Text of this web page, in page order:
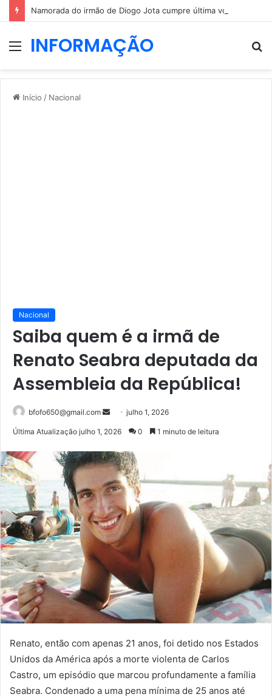
MenuINFORMAÇÃO
Início / Nacional
Nacional
Saiba quem é a irmã de
Renato Seabra deputada da
Assembleia da República!
bfofo650@gmail.com
Mande
mail
julho 1, 2026
Última Atualização julho 1, 2026 0 1 minuto de leitura
Renato, então com apenas 21 anos, foi detido nos Estados
Unidos da América após a morte violenta de Carlos
Castro, um episódio que marcou profundamente a família
Seabra. Condenado a uma pena mínima de 25 anos até